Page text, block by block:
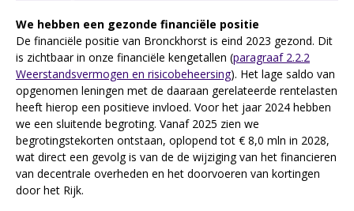
We hebben een gezonde financiële positie
De financiële positie van Bronckhorst is eind 2023 gezond. Dit
is zichtbaar in onze financiële kengetallen (paragraaf 2.2.2
Weerstandsvermogen en risicobeheersing). Het lage saldo van
opgenomen leningen met de daaraan gerelateerde rentelasten
heeft hierop een positieve invloed. Voor het jaar 2024 hebben
we een sluitende begroting. Vanaf 2025 zien we
begrotingstekorten ontstaan, oplopend tot € 8,0 mln in 2028,
wat direct een gevolg is van de de wijziging van het financieren
van decentrale overheden en het doorvoeren van kortingen
door het Rijk.